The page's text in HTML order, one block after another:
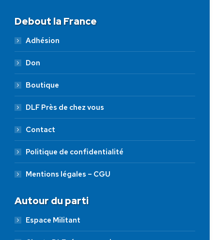
Debout la France
Adhésion
Don
Boutique
DLF Près de chez vous
Contact
Politique de confidentialité
Mentions légales – CGU
Autour du parti
Espace Militant